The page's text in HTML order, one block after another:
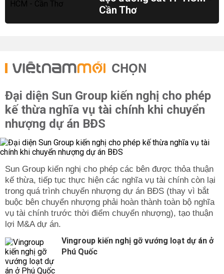
Cần Thơ
CHỌN
Đại diện Sun Group kiến nghị cho phép
kế thừa nghĩa vụ tài chính khi chuyển
nhượng dự án BĐS
Sun Group kiến nghị cho phép các bên được thỏa thuận
kế thừa, tiếp tục thực hiện các nghĩa vụ tài chính còn lại
trong quá trình chuyển nhượng dự án BĐS (thay vì bắt
buộc bên chuyển nhượng phải hoàn thành toàn bộ nghĩa
vụ tài chính trước thời điểm chuyển nhượng), tạo thuận
lợi M&A dự án.
Vingroup kiến nghị gỡ vướng loạt dự án ở
Phú Quốc